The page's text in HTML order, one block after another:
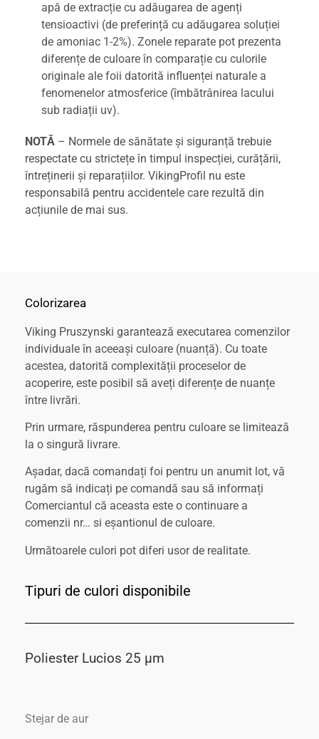
apă de extracție cu adăugarea de agenți
tensioactivi (de preferință cu adăugarea soluției
de amoniac 1-2%). Zonele reparate pot prezenta
diferențe de culoare în comparație cu culorile
originale ale foii datorită influenței naturale a
fenomenelor atmosferice (îmbătrânirea lacului
sub radiații uv).
NOTĂ – Normele de sănătate și siguranță trebuie
respectate cu strictețe în timpul inspecției, curățării,
întreținerii și reparațiilor. VikingProfil nu este
responsabilă pentru accidentele care rezultă din
acțiunile de mai sus.
Colorizarea
Viking Pruszynski garantează executarea comenzilor
individuale în aceeași culoare (nuanță). Cu toate
acestea, datorită complexității proceselor de
acoperire, este posibil să aveți diferențe de nuanțe
între livrări.
Prin urmare, răspunderea pentru culoare se limitează
la o singură livrare.
Așadar, dacă comandați foi pentru un anumit lot, vă
rugăm să indicați pe comandă sau să informați
Comerciantul că aceasta este o continuare a
comenzii nr… si eșantionul de culoare.
Următoarele culori pot diferi usor de realitate.
Tipuri de culori disponibile
Poliester Lucios 25 μm
Stejar de aur